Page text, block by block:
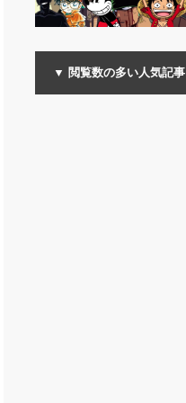
▼ 閲覧数の多い人気記事